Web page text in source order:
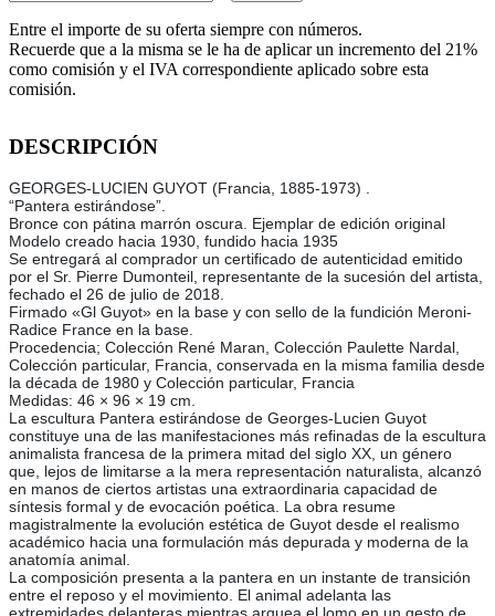
Entre el importe de su oferta siempre con números.
Recuerde que a la misma se le ha de aplicar un incremento del 21%
como comisión y el IVA correspondiente aplicado sobre esta
comisión.
DESCRIPCIÓN
GEORGES-LUCIEN GUYOT (Francia, 1885-1973) .
“Pantera estirándose”.
Bronce con pátina marrón oscura. Ejemplar de edición original
Modelo creado hacia 1930, fundido hacia 1935
Se entregará al comprador un certificado de autenticidad emitido
por el Sr. Pierre Dumonteil, representante de la sucesión del artista,
fechado el 26 de julio de 2018.
Firmado «Gl Guyot» en la base y con sello de la fundición Meroni-
Radice France en la base.
Procedencia; Colección René Maran, Colección Paulette Nardal,
Colección particular, Francia, conservada en la misma familia desde
la década de 1980 y Colección particular, Francia
Medidas: 46 × 96 × 19 cm.
La escultura Pantera estirándose de Georges-Lucien Guyot
constituye una de las manifestaciones más refinadas de la escultura
animalista francesa de la primera mitad del siglo XX, un género
que, lejos de limitarse a la mera representación naturalista, alcanzó
en manos de ciertos artistas una extraordinaria capacidad de
síntesis formal y de evocación poética. La obra resume
magistralmente la evolución estética de Guyot desde el realismo
académico hacia una formulación más depurada y moderna de la
anatomía animal.
La composición presenta a la pantera en un instante de transición
entre el reposo y el movimiento. El animal adelanta las